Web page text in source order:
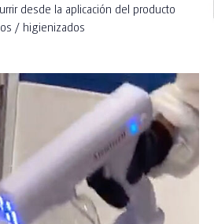
desde la aplicación del producto
/ higienizados